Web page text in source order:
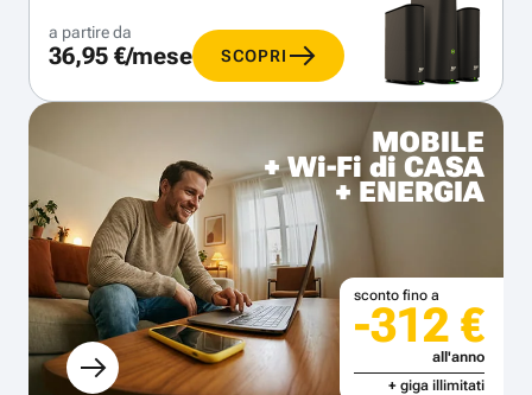
a partire da
36,95 €/mese SCOPRI
MOBILE
+ Wi-Fi di CASA
+ ENERGIA
sconto fino a
-312 €
all'anno
+ giga illimitati